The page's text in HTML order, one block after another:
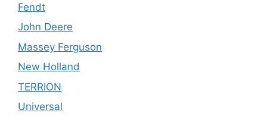
Fendt
John Deere
Massey Ferguson
New Holland
TERRION
Universal